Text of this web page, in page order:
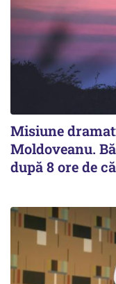
Misiune
Moldoveanu.
după 8 ore de